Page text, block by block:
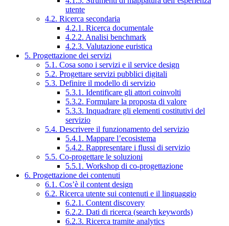
utente
4.2. Ricerca secondaria
4.2.1. Ricerca documentale
4.2.2. Analisi benchmark
4.2.3. Valutazione euristica
5. Progettazione dei servizi
5.1. Cosa sono i servizi e il service design
5.2. Progettare servizi pubblici digitali
5.3. Definire il modello di servizio
5.3.1. Identificare gli attori coinvolti
5.3.2. Formulare la proposta di valore
5.3.3. Inquadrare gli elementi costitutivi del
servizio
5.4. Descrivere il funzionamento del servizio
5.4.1. Mappare l’ecosistema
5.4.2. Rappresentare i flussi di servizio
5.5. Co-progettare le soluzioni
5.5.1. Workshop di co-progettazione
6. Progettazione dei contenuti
6.1. Cos’è il content design
6.2. Ricerca utente sui contenuti e il linguaggio
6.2.1. Content discovery
6.2.2. Dati di ricerca (search keywords)
6.2.3. Ricerca tramite analytics